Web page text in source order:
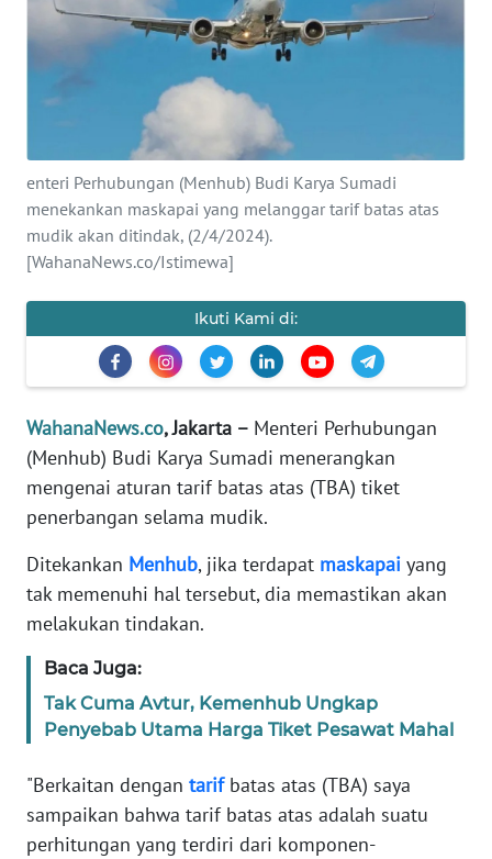
enteri Perhubungan (Menhub) Budi Karya Sumadi
menekankan maskapai yang melanggar tarif batas atas
mudik akan ditindak, (2/4/2024).
[WahanaNews.co/Istimewa]
Ikuti Kami di:
WahanaNews.co, Jakarta – Menteri Perhubungan
(Menhub) Budi Karya Sumadi menerangkan
mengenai aturan tarif batas atas (TBA) tiket
penerbangan selama mudik.
Ditekankan Menhub, jika terdapat maskapai yang
tak memenuhi hal tersebut, dia memastikan akan
melakukan tindakan.
Baca Juga:
Tak Cuma Avtur, Kemenhub Ungkap
Penyebab Utama Harga Tiket Pesawat Mahal
"Berkaitan dengan tarifbatas atas (TBA) saya
sampaikan bahwa tarif batas atas adalah suatu
perhitungan yang terdiri dari komponen-
KESEHATAN
INTERNASIONAL
SERBA-SERBI
PENDIDIKAN
Informasi
INDEKS
KONTAK
KAMI
INFO
IKLAN
KAMI
PEDOMAN